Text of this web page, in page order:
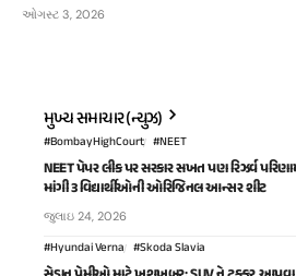
ઓગસ્ટ 3, 2026
મુખ્ય સમાચાર (ન્યુઝ)
#BombayHighCourt #NEET
NEET પેપર લીક પર સરકાર સખત પણ રિઝર્વ
માંગી ૩ વિદ્યાર્થીઓની ઓરિજિનલ આન્સર શીટ
જુલાઇ 24, 2026
#Hyundai Verna #Skoda Slavia